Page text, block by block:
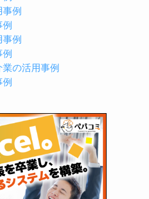
例
例
業の活用事例